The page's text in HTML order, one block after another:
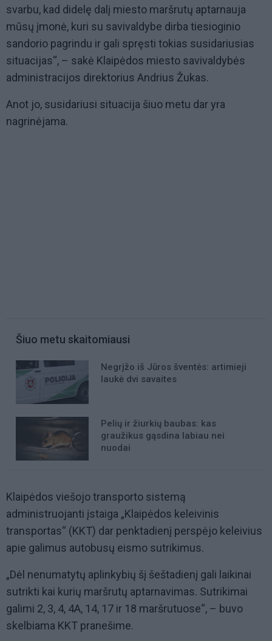
svarbu, kad didelę dalį miesto maršrutų aptarnauja
mūsų įmonė, kuri su savivaldybe dirba tiesioginio
sandorio pagrindu ir gali spręsti tokias susidariusias
situacijas“, – sakė Klaipėdos miesto savivaldybės
administracijos direktorius Andrius Žukas.
Anot jo, susidariusi situacija šiuo metu dar yra
nagrinėjama.
Šiuo metu skaitomiausi
Negrįžo iš Jūros šventės: artimieji
laukė dvi savaites
Pelių ir žiurkių baubas: kas
graužikus gąsdina labiau nei
nuodai
Klaipėdos viešojo transporto sistemą
administruojanti įstaiga „Klaipėdos keleivinis
transportas“ (KKT) dar penktadienį perspėjo keleivius
apie galimus autobusų eismo sutrikimus.
„Dėl nenumatytų aplinkybių šį šeštadienį gali laikinai
sutrikti kai kurių maršrutų aptarnavimas. Sutrikimai
galimi 2, 3, 4, 4A, 14, 17 ir 18 maršrutuose“, – buvo
skelbiama KKT pranešime.